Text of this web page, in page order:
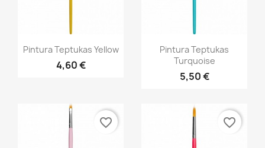
Greita peržiūra
Pintura Teptukas Yellow
4,60 €
Greita peržiūra
Pintura Teptukas
Turquoise
5,50 €
favorite_border favorite_border